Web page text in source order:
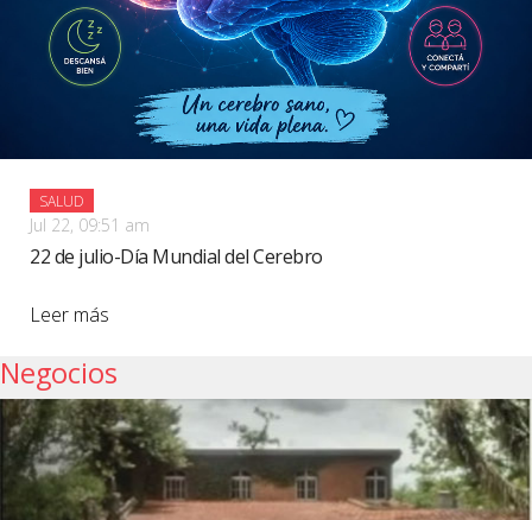
SALUD
Jul 22, 09:51 am
22 de julio-Día Mundial del Cerebro
Leer más
Negocios